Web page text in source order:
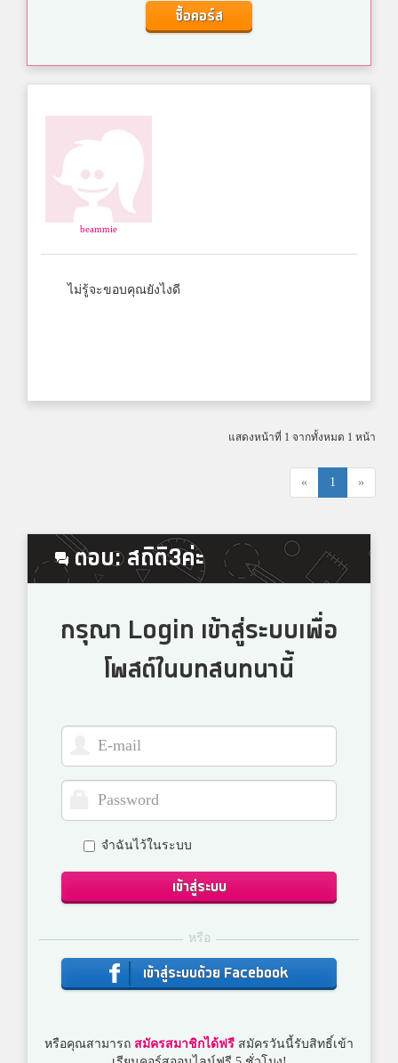
ซื้อคอร์ส
beammie
ไม่รู้จะขอบคุณยังไงดี
แสดงหน้าที่ 1 จากทั้งหมด 1 หน้า
« 1 »
ตอบ: สถิติ3ค่ะ
กรุณา Login เข้าสู่ระบบเพื่อ
โพสต์ในบทสนทนานี้
จำฉันไว้ในระบบ
เข้าสู่ระบบ
หรือ
เข้าสู่ระบบด้วย Facebook
หรือคุณสามารถ สมัครสมาชิกได้ฟรี สมัครวันนี้รับสิทธิ์เข้า